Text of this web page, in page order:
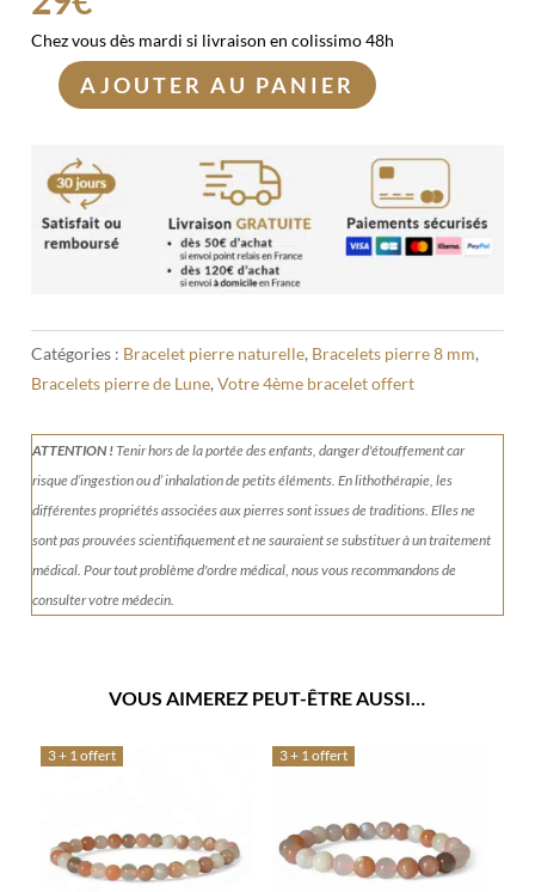
Chez vous dès mardi si livraison en colissimo 48h
quantité
Bracelet
Pierre
de
Lune
AJOUTER AU PANIER
Catégories : Bracelet pierre naturelle, Bracelets pierre 8 mm,
Bracelets pierre de Lune,Votre 4ème bracelet offert
ATTENTION !Tenirhors de la portée des enfants, danger d'étouffement car
risque d’ingestion ou d’ inhalation de petits éléments.En lithothérapie, les
différentes propriétés associées aux pierres sont issues de traditions. Elles ne
sont pas prouvées scientifiquement et ne sauraient se substituer à un traitement
médical. Pour tout problème d'ordre médical, nous vous recommandons de
consulter votre médecin.
VOUS AIMEREZ PEUT-ÊTRE AUSSI…
3 + 1 offert 3 + 1 offert